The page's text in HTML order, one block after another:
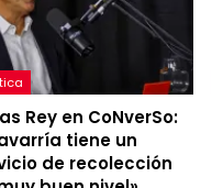
Rey en CoNverSo:
tiene un
de recolección